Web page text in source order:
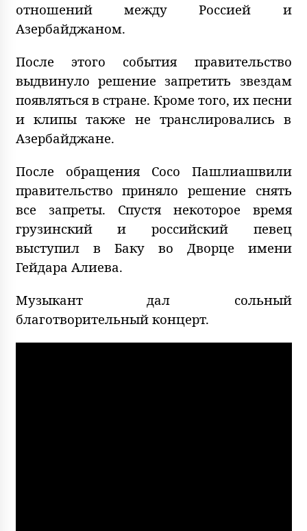
отношений между Россией и
Азербайджаном.
После этого события правительство
выдвинуло решение запретить звездам
появляться в стране. Кроме того, их песни
и клипы также не транслировались в
Азербайджане.
После обращения Сосо Пашлиашвили
правительство приняло решение снять
все запреты. Спустя некоторое время
грузинский и российский певец
выступил в Баку во Дворце имени
Гейдара Алиева.
Музыкант дал сольный
благотворительный концерт.